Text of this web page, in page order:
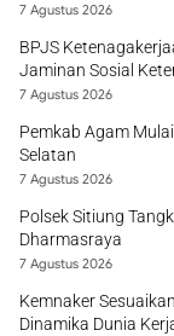
7 Agustus 2026
BPJS
Jaminan Sosial
7 Agustus 2026
Pemkab Agam
Selatan
7 Agustus 2026
Polsek Sitiung
Dharmasraya
7 Agustus 2026
Kemnaker
Dinamika Dunia